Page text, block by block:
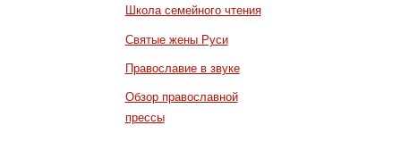
Школа семейного чтения
Святые жены Руси
Православие в звуке
Обзор православной
прессы